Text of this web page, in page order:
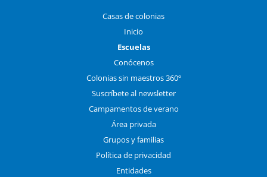
Casas de colonias
Inicio
Escuelas
Conócenos
Colonias sin maestros 360º
Suscríbete al newsletter
Campamentos de verano
Área privada
Grupos y familias
Política de privacidad
Entidades